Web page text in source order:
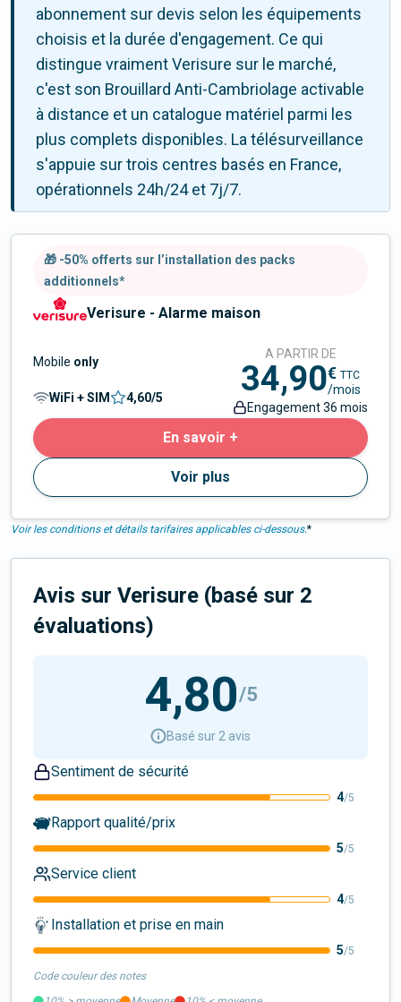
abonnement sur devis selon les équipements
choisis et la durée d'engagement. Ce qui
distingue vraiment Verisure sur le marché,
c'est son Brouillard Anti-Cambriolage activable
à distance et un catalogue matériel parmi les
plus complets disponibles. La télésurveillance
s'appuie sur trois centres basés en France,
opérationnels 24h/24 et 7j/7.
Verisure - Alarme maison
🎁 -50% offerts sur l’installation des packs
additionnels*
Mobile only
WiFi + SIM 4,60/5
En savoir +
Voir plus
A PARTIR DE
34,90€ TTC
/mois
Engagement 36 mois
Voir les conditions et détails tarifaires applicables ci-dessous.*
Avis sur Verisure (basé sur 2
évaluations)
4,80/5
Basé sur 2 avis
Sentiment de sécurité
4/5
Rapport qualité/prix
5/5
Service client
4/5
Installation et prise en main
5/5
Code couleur des notes